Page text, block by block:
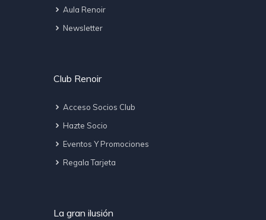
Aula Renoir
Newsletter
Club Renoir
Acceso Socios Club
Hazte Socio
Eventos Y Promociones
Regala Tarjeta
La gran ilusión